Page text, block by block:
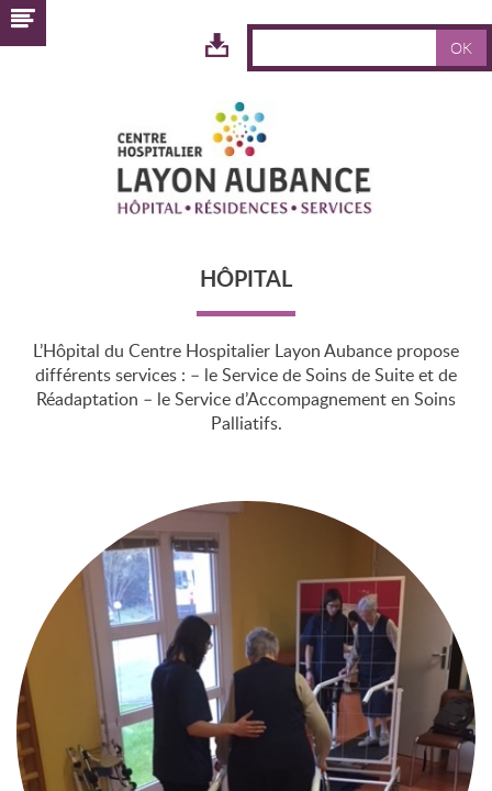
TÉLÉCHARGEMENT
OK
HÔPITAL
L’Hôpital du Centre Hospitalier Layon Aubance propose
différents services : – le Service de Soins de Suite et de
Réadaptation – le Service d’Accompagnement en Soins
Palliatifs.